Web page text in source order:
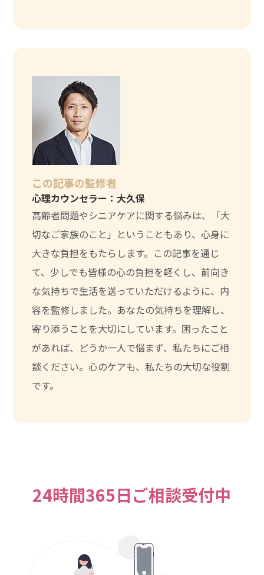
この記事の監修者
心理カウンセラー：大久保
高齢者問題やシニアケアに関する悩みは、「大
切なご家族のこと」ということもあり、心身に
大きな負担をもたらします。この記事を通じ
て、少しでも皆様の心の負担を軽くし、前向き
な気持ちで生活を送っていただけるように、内
容を監修しました。あなたの気持ちを理解し、
寄り添うことを大切にしています。困ったこと
があれば、どうか一人で悩まず、私たちにご相
談ください。心のケアも、私たちの大切な役割
です。
24時間365日ご相談受付中